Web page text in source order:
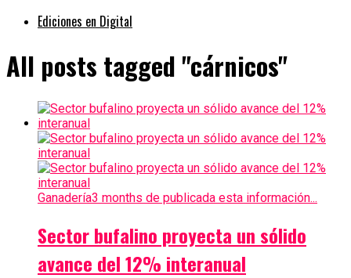
Ediciones en Digital
All posts tagged "cárnicos"
Ganadería3 months de publicada esta información...
Sector bufalino proyecta un sólido
avance del 12% interanual